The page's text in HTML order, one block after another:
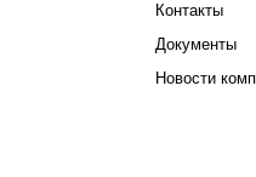
Контакты
Документы
Новости